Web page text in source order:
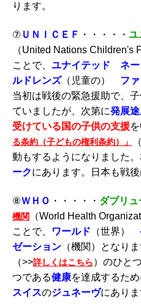
ります。
⑦ ＵＮＩＣＥＦ ・・・・・ ユ
（United Nations
ことで、 ユナイテッド ネー
ルドレンズ（児童の） フ
当初は戦後の緊急援助で、
ていましたが、次第に発展途
受けている国の子供の支援
る条約（子どもの権利条約）」
動もするようになりました
ークにあります。日本も戦
⑧ＷＨＯ ・・・・・ ダブリ
機関 （World Health
ことで、
ワールド （世界）
ゼーション （機関）となりま
（>>詳しくはこちら）のひと
つである健康を達成するた
スイスのジュネーヴにありま